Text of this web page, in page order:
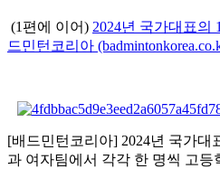
(1편에 이어) 2024년 국가대표의
드민턴코리아
[배드민턴코리아] 2024년 국가대
과 여자팀에서 각각 한 명씩 고